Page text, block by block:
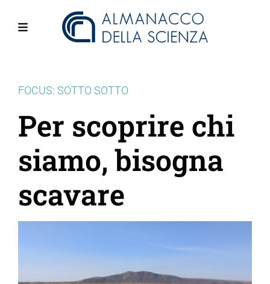
FOCUS: SOTTO SOTTO
Per scoprire chi
siamo, bisogna
scavare